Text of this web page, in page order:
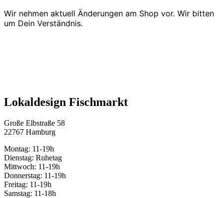
Wir nehmen aktuell Änderungen am Shop vor. Wir bitten
um Dein Verständnis.
Lokaldesign Fischmarkt
Große Elbstraße 58
22767 Hamburg
Montag: 11-19h
Dienstag: Ruhetag
Mittwoch: 11-19h
Donnerstag: 11-19h
Freitag: 11-19h
Samstag: 11-18h